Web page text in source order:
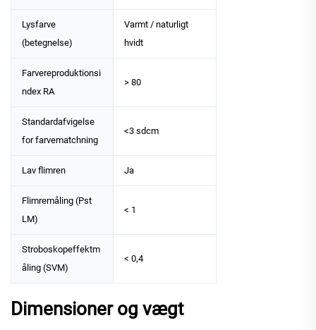
Lysfarve
(betegnelse)
Varmt / naturligt
hvidt
Farvereproduktionsi
ndex RA
> 80
Standardafvigelse
for farvematchning
<3 sdcm
Lav flimren Ja
Flimremåling (Pst
LM)
< 1
Stroboskopeffektm
åling (SVM)
< 0,4
Dimensioner og vægt